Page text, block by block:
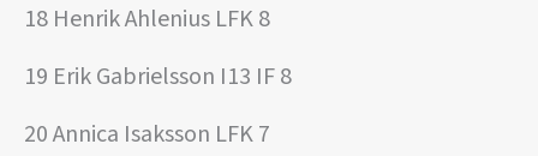
18 Henrik Ahlenius LFK 8
19 Erik Gabrielsson I13 IF 8
20 Annica Isaksson LFK 7